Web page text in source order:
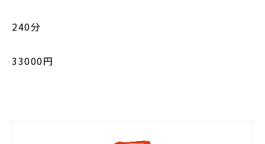
240分
33000円